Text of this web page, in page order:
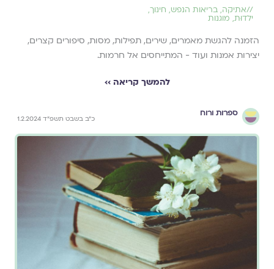
//אתיקה, בריאות הנפש, חינוך,
ילדוּת, מוגנות
הזמנה להגשת מאמרים, שירים, תפילות, מסות, סיפורים קצרים,
יצירות אמנות ועוד - המתייחסים אל חרמות.
להמשך קריאה ››
ספרות ורוח
כ״ב בשבט תשפ״ד 1.2.2024